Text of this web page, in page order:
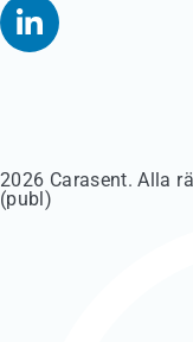
2026 Carasent. Alla
(publ)